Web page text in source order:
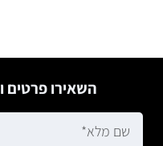
השאירו פרטים